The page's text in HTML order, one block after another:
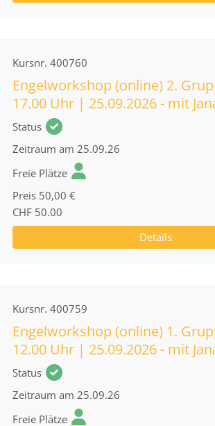
Kursnr. 400760
Engelworkshop (online) 2.
17.00 Uhr | 25.09.2026 - mit
Status
Zeitraum am 25.09.26
Freie Plätze
Preis 50,00 €
CHF 50.00
Details
Kursnr. 400759
Engelworkshop (online) 1.
12.00 Uhr | 25.09.2026 - mit
Status
Zeitraum am 25.09.26
Freie Plätze